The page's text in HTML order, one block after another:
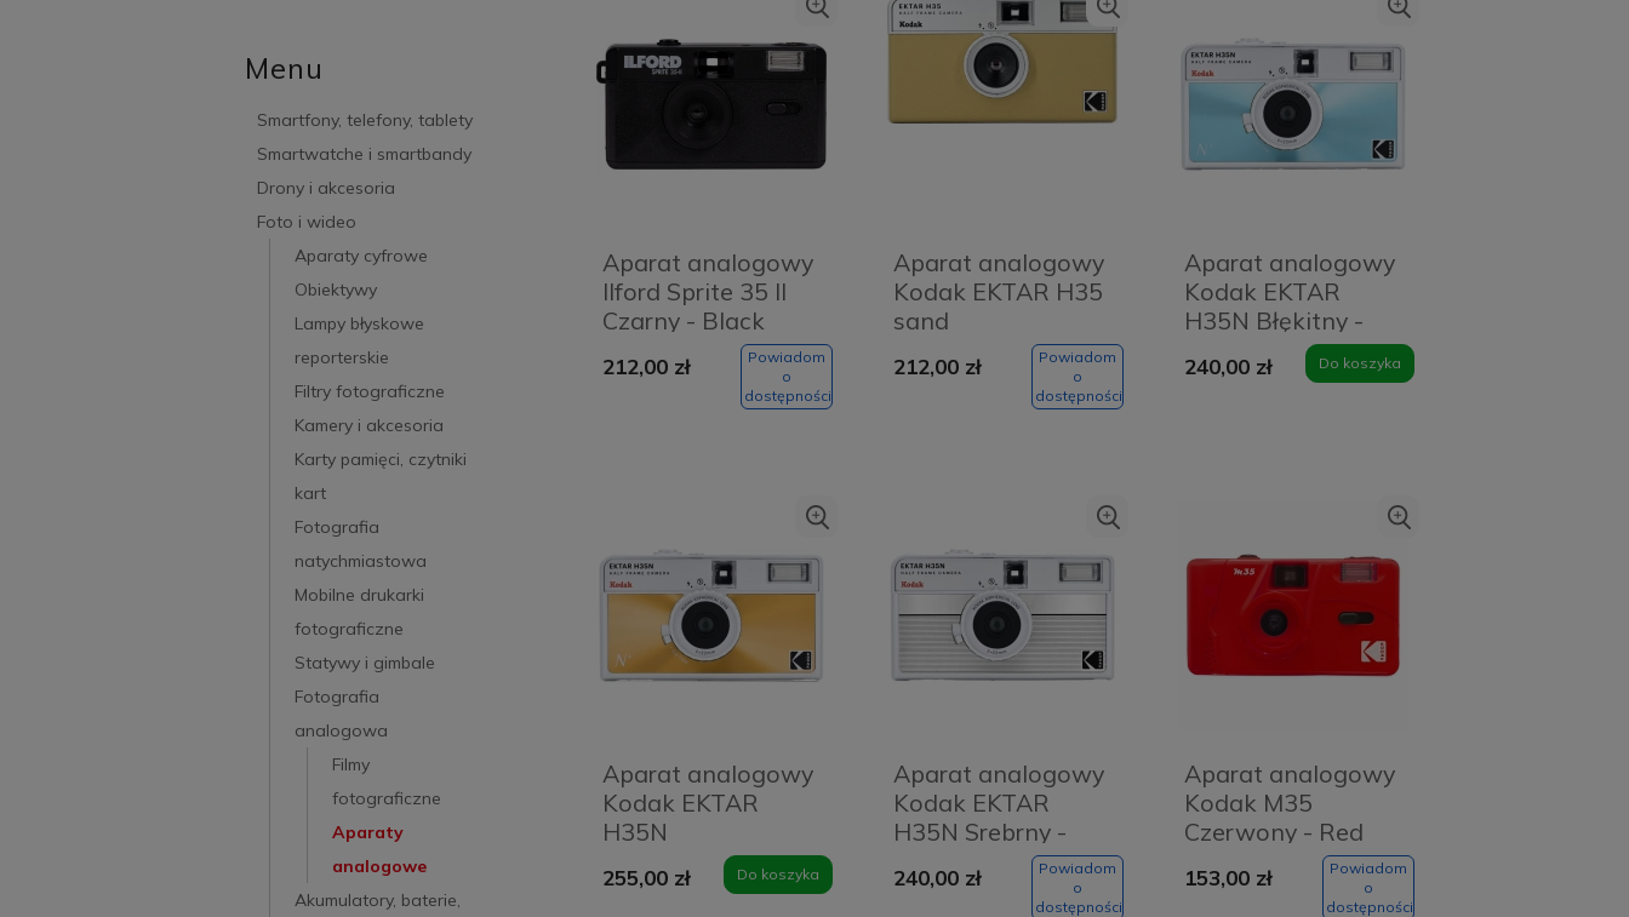
Menu
Smartfony, telefony, tablety
Smartwatche i smartbandy
Drony i akcesoria
Foto i wideo
Aparaty cyfrowe
Obiektywy
Lampy błyskowe
reporterskie
Filtry fotograficzne
Kamery i akcesoria
Karty pamięci, czytniki
kart
Fotografia
natychmiastowa
Mobilne drukarki
fotograficzne
Statywy i gimbale
Fotografia
analogowa
Filmy
fotograficzne
Aparaty
analogowe
Akumulatory, baterie,
Aparat analogowy
Ilford Sprite 35 II
Czarny - Black
212,00 zł
Powiadom
o
dostępności
Aparat analogowy
Kodak EKTAR H35
sand
212,00 zł
Powiadom
o
dostępności
Aparat analogowy
Kodak EKTAR
H35N Błękitny -
240,00 zł Do koszyka
Aparat analogowy
Kodak EKTAR
H35N
Pomarańczowy -
Glazed orange
255,00 zł Do koszyka
Aparat analogowy
Kodak EKTAR
H35N Srebrny -
Striped Silver
240,00 zł
Powiadom
o
dostępności
Aparat analogowy
Kodak M35
Czerwony - Red
153,00 zł
Powiadom
o
dostępności